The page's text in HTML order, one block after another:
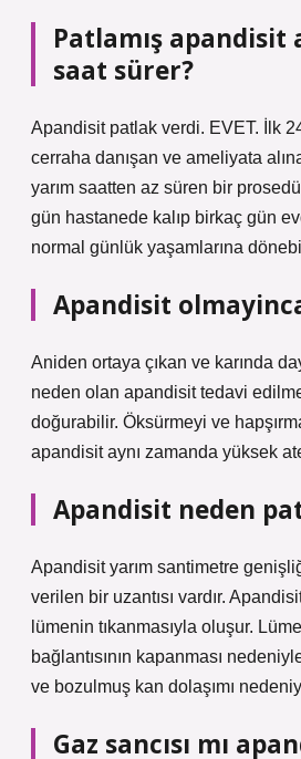
Patlamış apandisit
saat sürer?
Apandisit patlak verdi. EVET. İlk
cerraha danışan ve ameliyata
yarım saatten az süren bir
gün hastanede kalıp birkaç gün
normal günlük yaşamlarına
Apandisit
Aniden ortaya çıkan ve karında
neden olan apandisit tedavi
doğurabilir. Öksürmeyi ve
apandisit aynı zamanda yüksek
Apandisit neden
Apandisit yarım santimetre
verilen bir uzantısı vardır.
lümenin tıkanmasıyla oluşur.
bağlantısının kapanması
ve bozulmuş kan dolaşımı
Gaz sancısı mı